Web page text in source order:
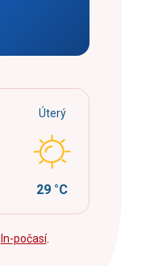
Úterý
29 °C
In-počasí.